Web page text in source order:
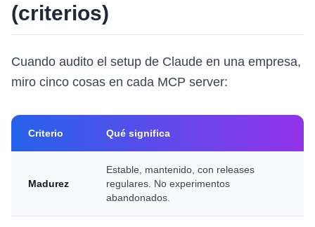
(criterios)
Cuando audito el setup de Claude en una empresa,
miro cinco cosas en cada MCP server:
Criterio Qué significa
Madurez
Estable, mantenido, con releases
regulares. No experimentos
abandonados.